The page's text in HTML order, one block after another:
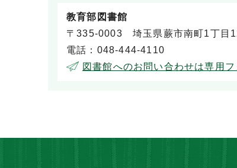
教育部図書館
〒335-0003 埼玉県蕨市南町1丁目
電話：048-444-4110
図書館へのお問い合わせは専用